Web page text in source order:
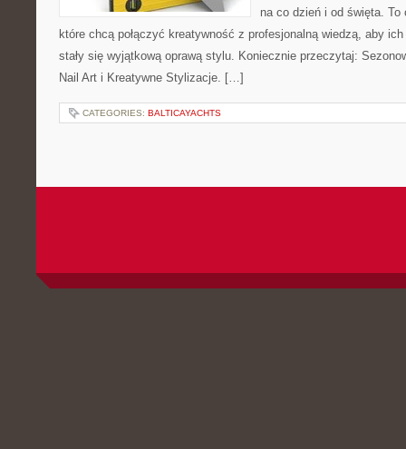
na co dzień i od święta.
które chcą połączyć kreatywność z profesjonalną wiedzą, aby
stały się wyjątkową oprawą stylu. Koniecznie przeczytaj:
Nail Art i Kreatywne Stylizacje. […]
CATEGORIES: BALTICAYACHTS